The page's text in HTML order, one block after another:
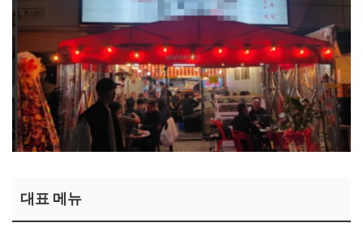
대표 메뉴